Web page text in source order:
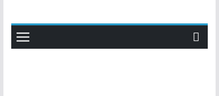
content